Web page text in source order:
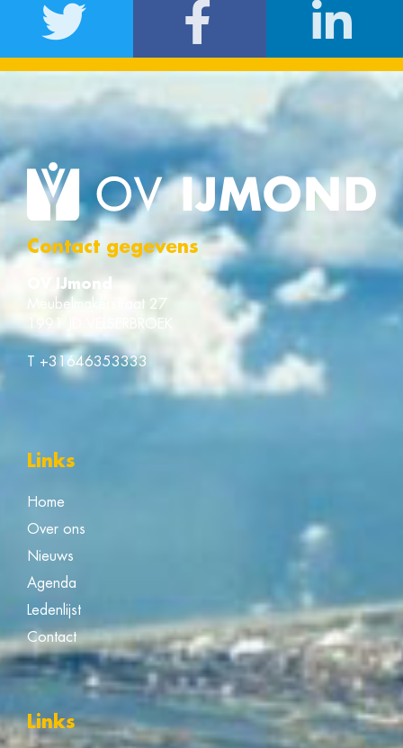
Contact gegevens
OV IJmond
Meubelmakerstraat 27
1991 JD VELSERBROEK
T +31646353333
Links
Home
Over ons
Nieuws
Agenda
Ledenlijst
Contact
Links